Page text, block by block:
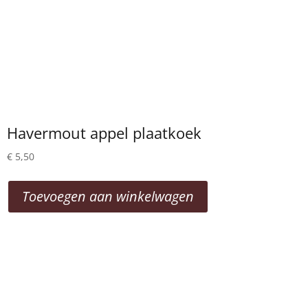
Havermout appel plaatkoek
€ 5,50
Toevoegen aan winkelwagen